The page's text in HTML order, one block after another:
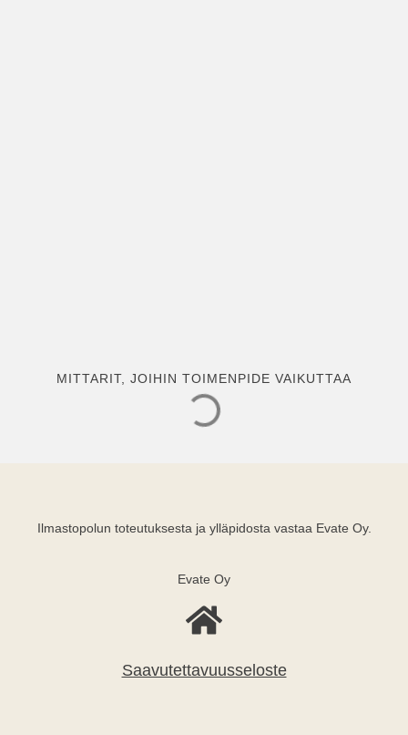
MITTARIT, JOIHIN TOIMENPIDE VAIKUTTAA
Ilmastopolun toteutuksesta ja ylläpidosta vastaa Evate Oy.
Evate Oy
Saavutettavuusseloste